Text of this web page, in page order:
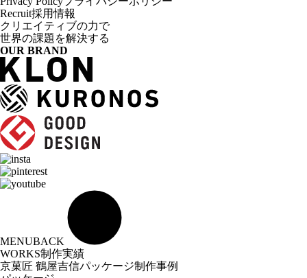
Recruit採用情報
クリエイティブの力で
世界の課題を解決する
OUR BRAND
MENUBACK
WORKS制作実績
京菓匠 鶴屋吉信パッケージ制作事例